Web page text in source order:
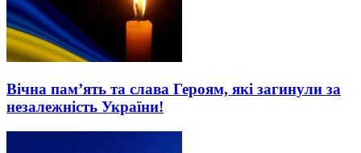
Вічна пам’ять та слава Героям, які загинули за
незалежність України!